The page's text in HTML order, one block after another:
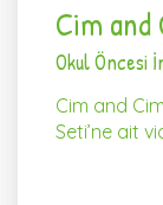
Cim
Okul Öncesi
Cim and
Seti’ne ait